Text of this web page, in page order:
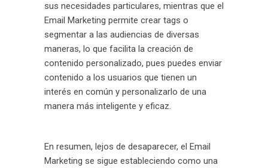
sus necesidades particulares, mientras que el
Email Marketing permite crear tags o
segmentar a las audiencias de diversas
maneras, lo que facilita la creación de
contenido personalizado, pues puedes enviar
contenido a los usuarios que tienen un
interés en común y personalizarlo de una
manera más inteligente y eficaz.
En resumen, lejos de desaparecer, el Email
Marketing se sigue estableciendo como una